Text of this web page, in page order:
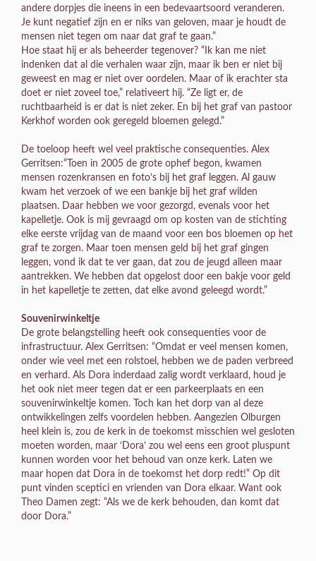
andere dorpjes die ineens in een bedevaartsoord veranderen.
Je kunt negatief zijn en er niks van geloven, maar je houdt de
mensen niet tegen om naar dat graf te gaan.”
Hoe staat hij er als beheerder tegenover? “Ik kan me niet
indenken dat al die verhalen waar zijn, maar ik ben er niet bij
geweest en mag er niet over oordelen. Maar of ik erachter sta
doet er niet zoveel toe,” relativeert hij. “Ze ligt er, de
ruchtbaarheid is er dat is niet zeker. En bij het graf van pastoor
Kerkhof worden ook geregeld bloemen gelegd.”
De toeloop heeft wel veel praktische consequenties. Alex
Gerritsen:“Toen in 2005 de grote ophef begon, kwamen
mensen rozenkransen en foto’s bij het graf leggen. Al gauw
kwam het verzoek of we een bankje bij het graf wilden
plaatsen. Daar hebben we voor gezorgd, evenals voor het
kapelletje. Ook is mij gevraagd om op kosten van de stichting
elke eerste vrijdag van de maand voor een bos bloemen op het
graf te zorgen. Maar toen mensen geld bij het graf gingen
leggen, vond ik dat te ver gaan, dat zou de jeugd alleen maar
aantrekken. We hebben dat opgelost door een bakje voor geld
in het kapelletje te zetten, dat elke avond geleegd wordt.”
Souvenirwinkeltje
De grote belangstelling heeft ook consequenties voor de
infrastructuur. Alex Gerritsen: “Omdat er veel mensen komen,
onder wie veel met een rolstoel, hebben we de paden verbreed
en verhard. Als Dora inderdaad zalig wordt verklaard, houd je
het ook niet meer tegen dat er een parkeerplaats en een
souvenirwinkeltje komen. Toch kan het dorp van al deze
ontwikkelingen zelfs voordelen hebben. Aangezien Olburgen
heel klein is, zou de kerk in de toekomst misschien wel gesloten
moeten worden, maar ‘Dora’ zou wel eens een groot pluspunt
kunnen worden voor het behoud van onze kerk. Laten we
maar hopen dat Dora in de toekomst het dorp redt!” Op dit
punt vinden sceptici en vrienden van Dora elkaar. Want ook
Theo Damen zegt: “Als we de kerk behouden, dan komt dat
door Dora.”